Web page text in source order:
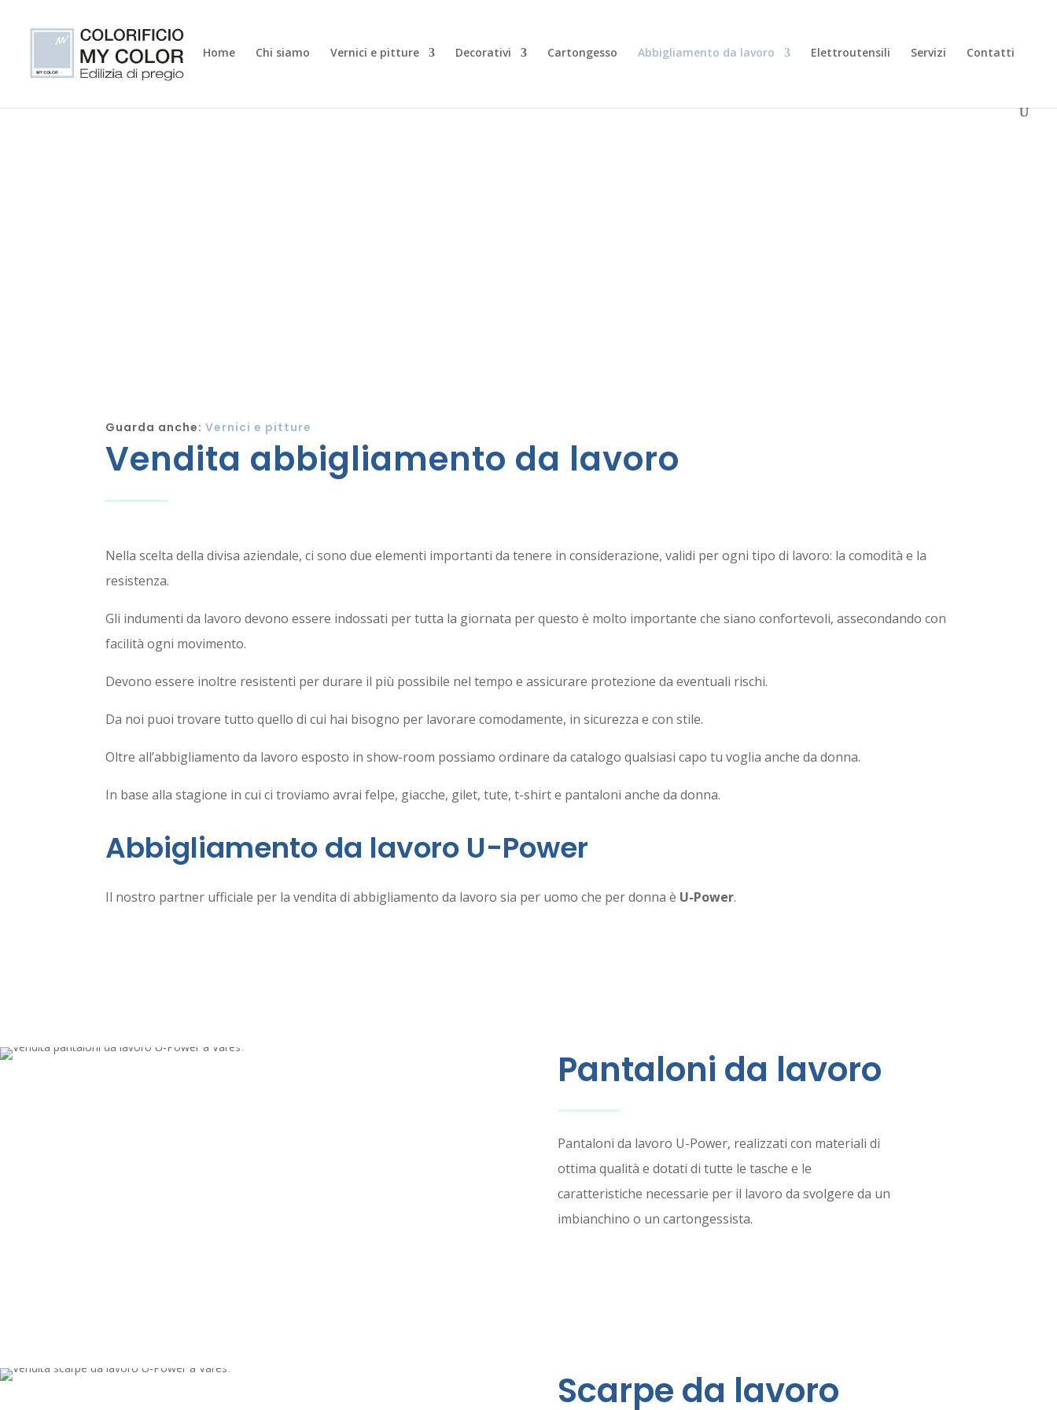
Home Chi siamo Vernici e pitture Decorativi Cartongesso Abbigliamento da lavoro Elettroutensili Servizi Contatti
Guarda anche:Vernici e pitture
Vendita abbigliamento da lavoro
Nella scelta della divisa aziendale, ci sono due elementi importanti da tenere in considerazione, validi per ogni tipo di lavoro: la comodità e la
resistenza.
Gli indumenti da lavoro devono essere indossati per tutta la giornata per questo è molto importante che siano confortevoli, assecondando con
facilità ogni movimento.
Devono essere inoltre resistenti per durare il più possibile nel tempo e assicurare protezione da eventuali rischi.
Da noi puoi trovare tutto quello di cui hai bisogno per lavorare comodamente, in sicurezza e con stile.
Oltre all’abbigliamento da lavoro esposto in show-room possiamo ordinare da catalogo qualsiasi capo tu voglia anche da donna.
In base alla stagione in cui ci troviamo avrai felpe, giacche, gilet, tute, t-shirt e pantaloni anche da donna.
Abbigliamento da lavoro U-Power
Il nostro partner ufficiale per la vendita di abbigliamento da lavoro sia per uomo che per donna è U-Power.
Pantaloni da lavoro
Pantaloni da lavoro U-Power, realizzati con materiali di
ottima qualità e dotati di tutte le tasche e le
caratteristiche necessarie per il lavoro da svolgere da un
imbianchino o un cartongessista.
Scarpe da lavoro